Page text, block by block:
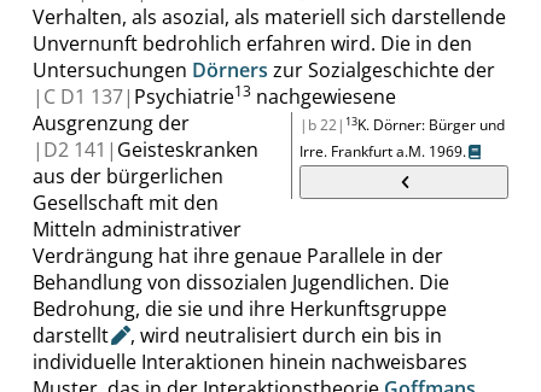
Verhalten, als asozial, als materiell sich darstellende
Unvernunft bedrohlich erfahren wird. Die in den
Untersuchungen Dörners zur Sozialgeschichte der
| C D1 137| Psychiatrie13
|b 22| 13K. Dörner: Bürger und
Irre. Frankfurta.M. 1969.
nachgewiesene
Ausgrenzung der
| D2 141| Geisteskranken
aus der bürgerlichen
Gesellschaft mit den
Mitteln administrativer
Verdrängung hat ihre genaue Parallele in der
Behandlung von dissozialen Jugendlichen. Die
Bedrohung, die sie und ihre Herkunftsgruppe
darstellt
, wird neutralisiert durch ein bis in
individuelle Interaktionen hinein nachweisbares